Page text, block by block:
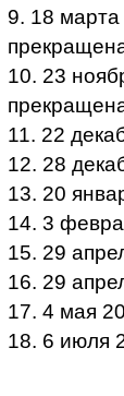
9. 18 марта
10. 23
11. 22
12. 28
13. 20
14. 3
15. 29
16. 29
17. 4 мая
18. 6 июля